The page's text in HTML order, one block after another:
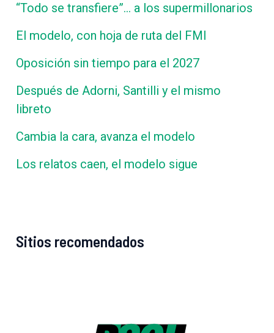
“Todo se transfiere”… a los supermillonarios
El modelo, con hoja de ruta del FMI
Oposición sin tiempo para el 2027
Después de Adorni, Santilli y el mismo
libreto
Cambia la cara, avanza el modelo
Los relatos caen, el modelo sigue
Sitios recomendados